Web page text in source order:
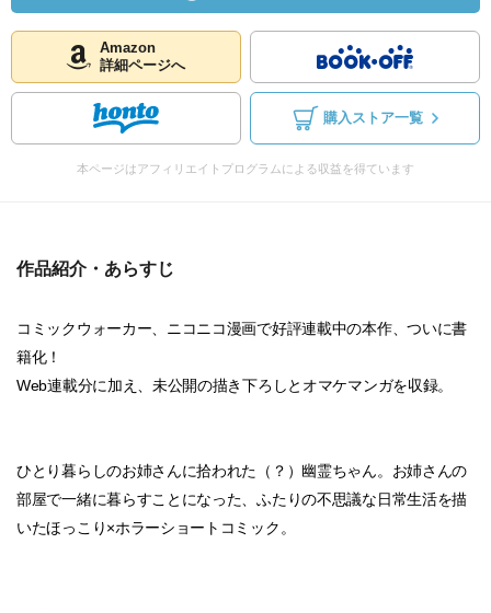
Amazon
詳細ページへ
購入ストア一覧
本ページはアフィリエイトプログラムによる収益を得ています
作品紹介・あらすじ
コミックウォーカー、ニコニコ漫画で好評連載中の本作、ついに書
籍化！
Web連載分に加え、未公開の描き下ろしとオマケマンガを収録。
ひとり暮らしのお姉さんに拾われた（？）幽霊ちゃん。お姉さんの
部屋で一緒に暮らすことになった、ふたりの不思議な日常生活を描
いたほっこり×ホラーショートコミック。